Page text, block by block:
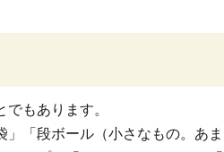
もあります。
「段ボール（小さなもの。あ